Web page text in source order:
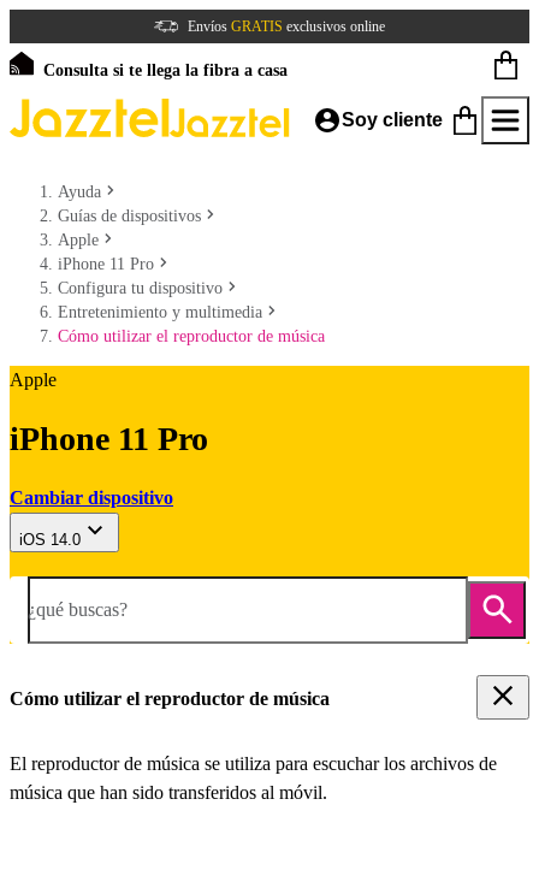
Envíos GRATIS exclusivos online
Consulta si te llega la fibra a casa
Soy cliente
Ayuda
Guías de dispositivos
Apple
iPhone 11 Pro
Configura tu dispositivo
Entretenimiento y multimedia
Cómo utilizar el reproductor de música
Apple
iPhone 11 Pro
Cambiar dispositivo
iOS 14.0
¿qué buscas?
Cómo utilizar el reproductor de música
El reproductor de música se utiliza para escuchar los archivos de
música que han sido transferidos al móvil.